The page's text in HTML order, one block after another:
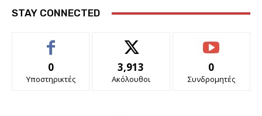
STAY CONNECTED
0
Υποστηρικτές
3,913
Ακόλουθοι
0
Συνδρομητές